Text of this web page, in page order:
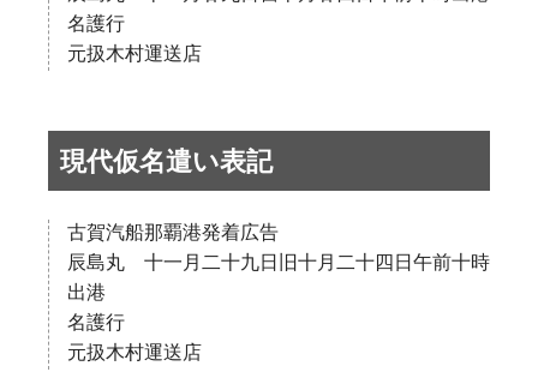
名護行
元扱木村運送店
現代仮名遣い表記
古賀汽船那覇港発着広告
辰島丸 十一月二十九日旧十月二十四日午前十時
出港
名護行
元扱木村運送店